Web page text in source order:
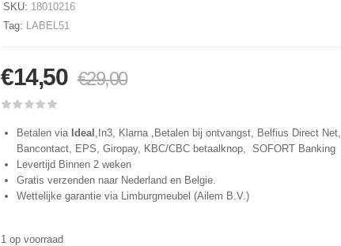
SKU: 18010216
Tag: LABEL51
€14,50 €29,00
Betalen via Ideal ,In3, Klarna ,Betalen bij ontvangst, Belfius Direct Net,
Bancontact, EPS, Giropay, KBC/CBC betaalknop, SOFORT Banking
Levertijd Binnen 2 weken
Gratis verzenden naar Nederland en Belgie.
Wettelijke garantie via Limburgmeubel (Ailem B.V.)
1 op voorraad